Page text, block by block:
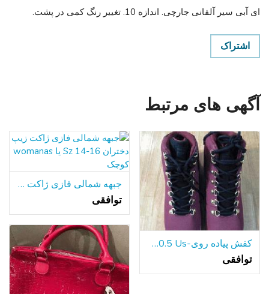
ای آبی سیر آلفانی جارچی. اندازه 10. تغییر رنگ کمی در پشت.
اشتراک
آگهی های مرتبط
کفش پیاده روی-Fila 10.5 Us
توافقی
جبهه شمالی فازی ژاکت زیپ دختران Sz 14-16 یا womanas کوچک
توافقی